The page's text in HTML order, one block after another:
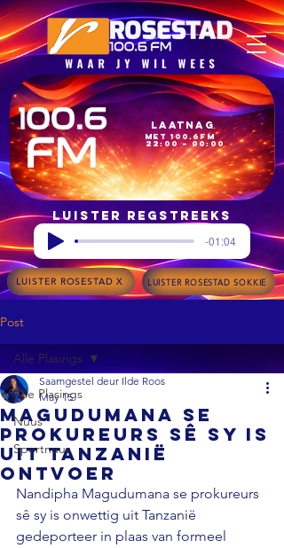
22:00 – 00:00
met 100.6FM
Laatnag
Luister regstreeks
-01:04
LUISTER ROSESTAD X LUISTER ROSESTAD SOKKIE
Post
Alle Plasings
Nuus
Sportnuus
Alle Plasings
Magudumana se
prokureurs sê sy is
uit Tanzanië
ontvoer
Saamgestel deur Ilde Roos
May 15
Nandipha Magudumana se prokureurs
sê sy is onwettig uit Tanzanië
gedeporteer in plaas van formeel